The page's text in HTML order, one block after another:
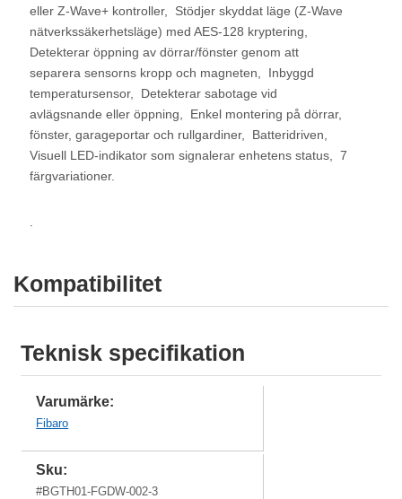
eller Z-Wave+ kontroller,  Stödjer skyddat läge (Z-Wave
nätverkssäkerhetsläge) med AES-128 kryptering, 
Detekterar öppning av dörrar/fönster genom att
separera sensorns kropp och magneten,  Inbyggd
temperatursensor,  Detekterar sabotage vid
avlägsnande eller öppning,  Enkel montering på dörrar,
fönster, garageportar och rullgardiner,  Batteridriven, 
Visuell LED-indikator som signalerar enhetens status,  7
färgvariationer.
.
Kompatibilitet
Teknisk specifikation
Varumärke:
Fibaro
Sku:
#BGTH01-FGDW-002-3